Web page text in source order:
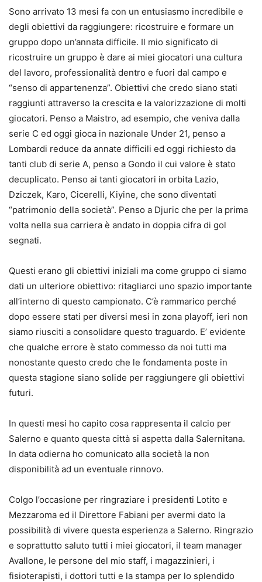
Sono arrivato 13 mesi fa con un entusiasmo incredibile e
degli obiettivi da raggiungere: ricostruire e formare un
gruppo dopo un’annata difficile. Il mio significato di
ricostruire un gruppo è dare ai miei giocatori una cultura
del lavoro, professionalità dentro e fuori dal campo e
“senso di appartenenza”. Obiettivi che credo siano stati
raggiunti attraverso la crescita e la valorizzazione di molti
giocatori. Penso a Maistro, ad esempio, che veniva dalla
serie C ed oggi gioca in nazionale Under 21, penso a
Lombardi reduce da annate difficili ed oggi richiesto da
tanti club di serie A, penso a Gondo il cui valore è stato
decuplicato. Penso ai tanti giocatori in orbita Lazio,
Dziczek, Karo, Cicerelli, Kiyine, che sono diventati
“patrimonio della società”. Penso a Djuric che per la prima
volta nella sua carriera è andato in doppia cifra di gol
segnati.
Questi erano gli obiettivi iniziali ma come gruppo ci siamo
dati un ulteriore obiettivo: ritagliarci uno spazio importante
all’interno di questo campionato. C’è rammarico perché
dopo essere stati per diversi mesi in zona playoff, ieri non
siamo riusciti a consolidare questo traguardo. E’ evidente
che qualche errore è stato commesso da noi tutti ma
nonostante questo credo che le fondamenta poste in
questa stagione siano solide per raggiungere gli obiettivi
futuri.
In questi mesi ho capito cosa rappresenta il calcio per
Salerno e quanto questa città si aspetta dalla Salernitana.
In data odierna ho comunicato alla società la non
disponibilità ad un eventuale rinnovo.
Colgo l’occasione per ringraziare i presidenti Lotito e
Mezzaroma ed il Direttore Fabiani per avermi dato la
possibilità di vivere questa esperienza a Salerno. Ringrazio
e soprattutto saluto tutti i miei giocatori, il team manager
Avallone, le persone del mio staff, i magazzinieri, i
fisioterapisti, i dottori tutti e la stampa per lo splendido